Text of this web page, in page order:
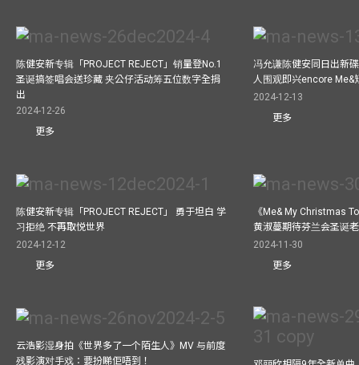
陈健安新专辑「PROJECT REJECT」销量登No.1
圣诞搞签唱会送珍藏 夹公仔活动筹五位数字全捐
出
2024-12-26
更多
冯允谦陈健安同日出新
人围观即兴encore Me&
2024-12-13
更多
陈健安新专辑「PROJECT REJECT」 勇于坦白 学
习拒绝 不再取悦世界
2024-12-12
更多
《Me& My Christmas
黄淑蔓期待芬兰会圣诞
2024-11-30
更多
云浩影湿身拍《世界多了一个陌生人》MV 与前度
残影演对手戏：要扮睇佢唔到！